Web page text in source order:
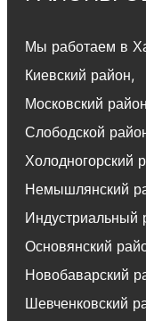
Мы работаем в
Киевский район,
Московский район
Слободской
Холодногорский
Немышлянский
Индустриальный
Основянский
Новобаварский
Шевченковский